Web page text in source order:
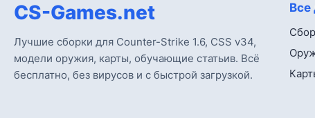
CS-Games.net
Лучшие сборки для Counter-Strike 1.6, CSS v34,
модели оружия, карты, обучающие статьив. Всё
бесплатно, без вирусов и с быстрой загрузкой.
Все